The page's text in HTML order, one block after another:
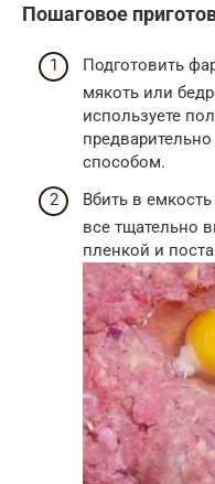
Пошаговое
Подготовить
мякоть или
используете
способом.
Вбить в
все тщательно
пленкой и